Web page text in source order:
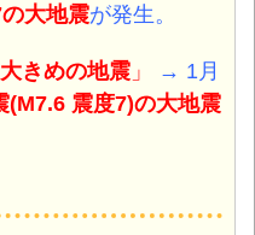
大地震が発生。
きめの地震 」
→ 1月
(M7.6 震度7)の大地震